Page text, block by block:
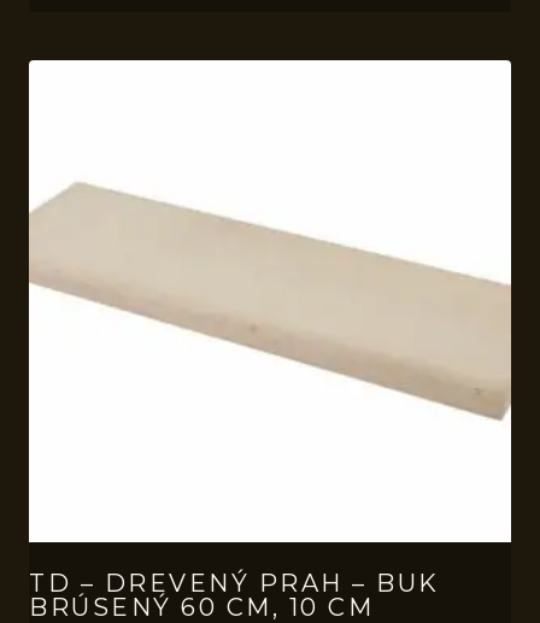
TD – DREVENÝ PRAH – BUK
BRÚSENÝ 60 CM, 10 CM